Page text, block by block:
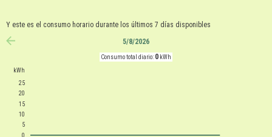
Y este es el consumo horario durante los últimos 7 días disponibles
5/8/2026
Consumo total diario: 0 kWh
0
5
10
15
20
25
kWh